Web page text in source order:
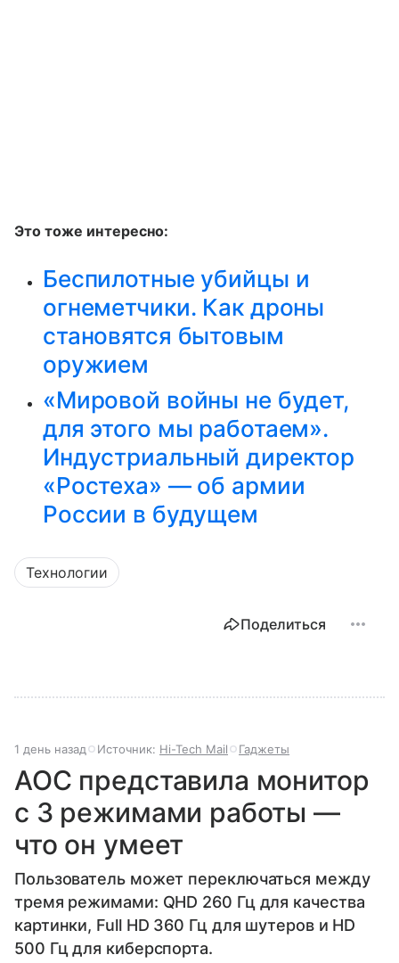
Это тоже интересно:
Беспилотные убийцы и
огнеметчики. Как дроны
становятся бытовым
оружием
«Мировой войны не будет,
для этого мы работаем».
Индустриальный директор
«Ростеха» — об армии
России в будущем
Технологии
Поделиться
1 день назад Источник: Hi-Tech Mail Гаджеты
AOC представила монитор
с 3 режимами работы —
что он умеет
Пользователь может переключаться между
тремя режимами: QHD 260 Гц для качества
картинки, Full HD 360 Гц для шутеров и HD
500 Гц для киберспорта.